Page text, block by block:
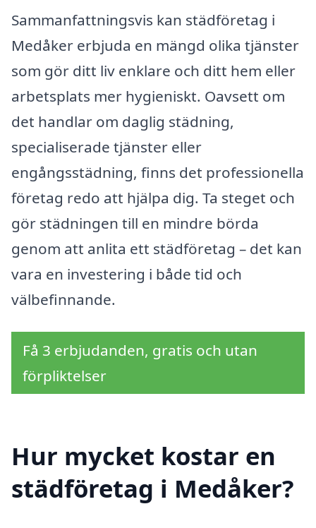
Sammanfattningsvis kan städföretag i
Medåker erbjuda en mängd olika tjänster
som gör ditt liv enklare och ditt hem eller
arbetsplats mer hygieniskt. Oavsett om
det handlar om daglig städning,
specialiserade tjänster eller
engångsstädning, finns det professionella
företag redo att hjälpa dig. Ta steget och
gör städningen till en mindre börda
genom att anlita ett städföretag – det kan
vara en investering i både tid och
välbefinnande.
Få 3 erbjudanden, gratis och utan
förpliktelser
Hur mycket kostar en
städföretag i Medåker?